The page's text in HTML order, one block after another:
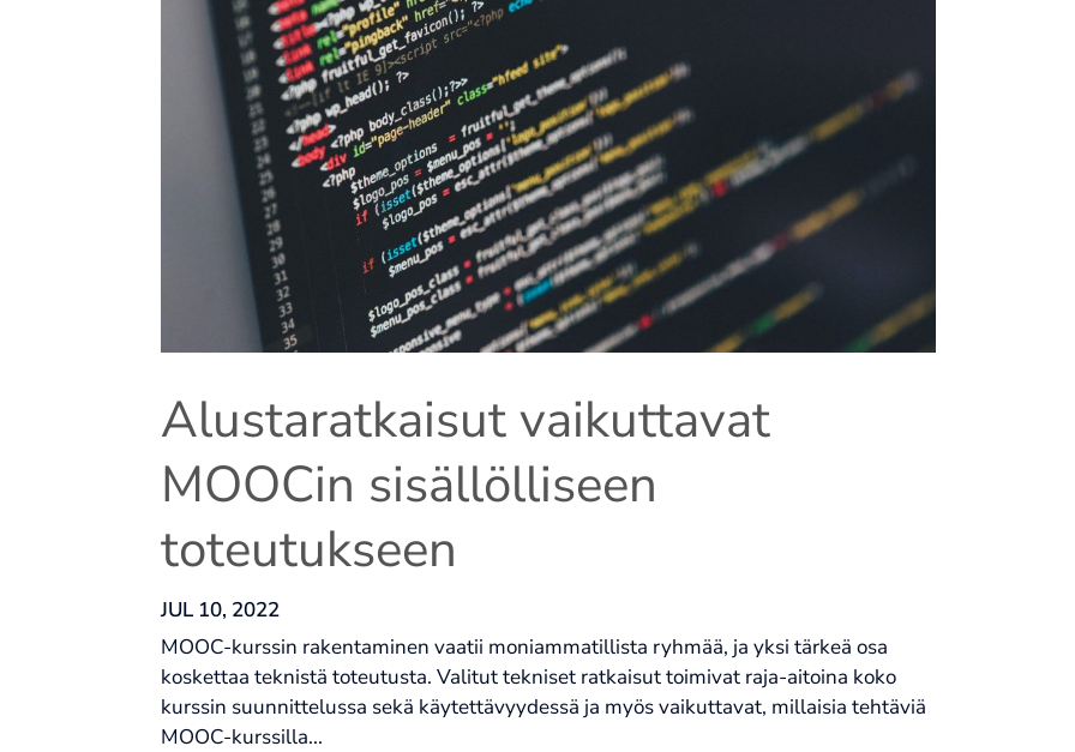
Alustaratkaisut vaikuttavat
MOOCin sisällölliseen
toteutukseen
JUL 10, 2022
MOOC-kurssin rakentaminen vaatii moniammatillista ryhmää, ja yksi tärkeä osa
koskettaa teknistä toteutusta. Valitut tekniset ratkaisut toimivat raja-aitoina koko
kurssin suunnittelussa sekä käytettävyydessä ja myös vaikuttavat, millaisia tehtäviä
MOOC-kurssilla...